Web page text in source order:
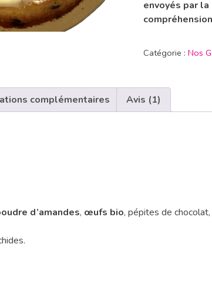
envoyés par
Catégorie :Nos
complémentaires Avis (1)
d’amandes, œufs bio, pépites de